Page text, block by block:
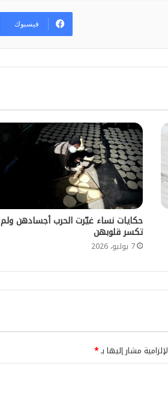
فيسبوك
حكايات نساء غيّرت الحرب أجسادهن ولم
تكسر قلوبهن
7 يوليو، 2026
مشار إليها بـ*